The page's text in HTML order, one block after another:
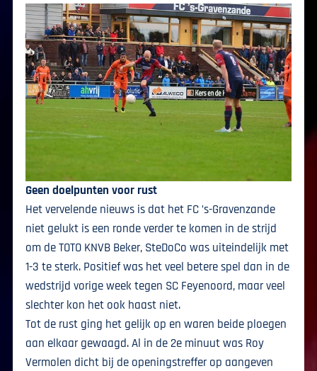
Geen doelpunten voor rust
Het vervelende nieuws is dat het FC ’s-Gravenzande
niet gelukt is een ronde verder te komen in de strijd
om de TOTO KNVB Beker, SteDoCo was uiteindelijk met
1-3 te sterk. Positief was het veel betere spel dan in de
wedstrijd vorige week tegen SC Feyenoord, maar veel
slechter kon het ook haast niet.
Tot de rust ging het gelijk op en waren beide ploegen
aan elkaar gewaagd. Al in de 2e minuut was Roy
Vermolen dicht bij de openingstreffer op aangeven